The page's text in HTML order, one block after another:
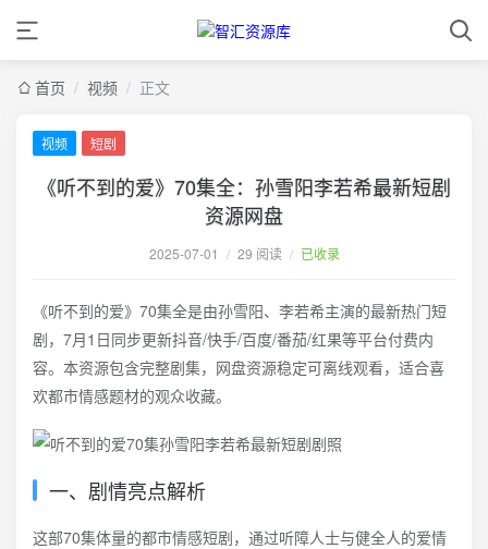
首页 / 视频 / 正文
视频 短剧
《听不到的爱》70集全：孙雪阳李若希最新短剧
资源网盘
2025-07-01 / 29 阅读 / 已收录
《听不到的爱》70集全是由孙雪阳、李若希主演的最新热门短
剧，7月1日同步更新抖音/快手/百度/番茄/红果等平台付费内
容。本资源包含完整剧集，网盘资源稳定可离线观看，适合喜
欢都市情感题材的观众收藏。
一、剧情亮点解析
这部70集体量的都市情感短剧，通过听障人士与健全人的爱情